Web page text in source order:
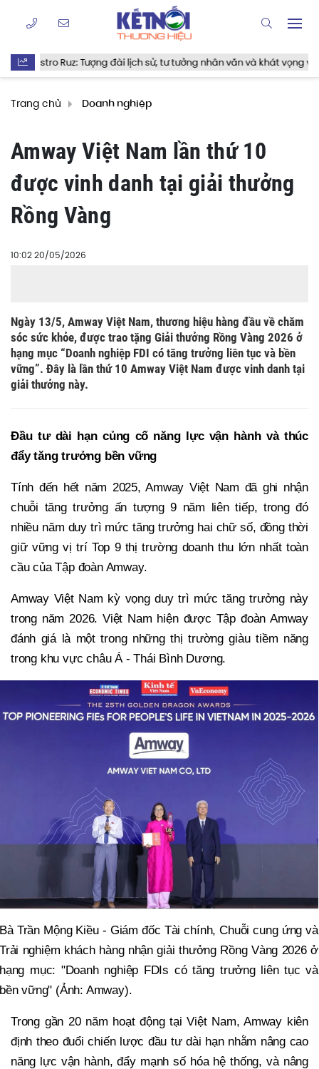
đài lịch sử, tư tưởng nhân văn và khát vọng vĩnh hằng
Trang chủ Doanh nghiệp
Amway Việt Nam lần thứ 10
được vinh danh tại giải thưởng
Rồng Vàng
10:02 20/05/2026
Ngày 13/5, Amway Việt Nam, thương hiệu hàng đầu về chăm
sóc sức khỏe, được trao tặng Giải thưởng Rồng Vàng 2026 ở
hạng mục “Doanh nghiệp FDI có tăng trưởng liên tục và bền
vững”. Đây là lần thứ 10 Amway Việt Nam được vinh danh tại
giải thưởng này.
Đầu tư dài hạncủng cố năng lực vận hành và thúc
đẩy tăng trưởng bền vững
Tính đến hết năm 2025, Amway Việt Nam đã ghi nhận
chuỗi tăng trưởng ấn tượng 9 năm liên tiếp, trong đó
nhiều năm duy trì mức tăng trưởng hai chữ số, đồng thời
giữ vững vị trí Top 9 thị trường doanh thu lớn nhất toàn
cầu của Tập đoàn Amway.
Amway Việt Nam kỳ vọng duy trì mức tăng trưởng này
trong năm 2026. Việt Nam hiện được Tập đoàn Amway
đánh giá là một trong những thị trường giàu tiềm năng
trong khu vực châu Á - Thái Bình Dương.
Bà Trần Mộng Kiều - Giám đốc Tài chính, Chuỗi cung ứng và
Trải nghiệm khách hàng nhận giải thưởng Rồng Vàng 2026 ở
hạng mục: "Doanh nghiệp FDIs có tăng trưởng liên tục và
bền vững" (Ảnh: Amway).
Trong gần 20 năm hoạt động tại Việt Nam, Amway kiên
định theo đuổi chiến lược đầu tư dài hạn nhằm nâng cao
năng lực vận hành, đẩy mạnh số hóa hệ thống, và nâng